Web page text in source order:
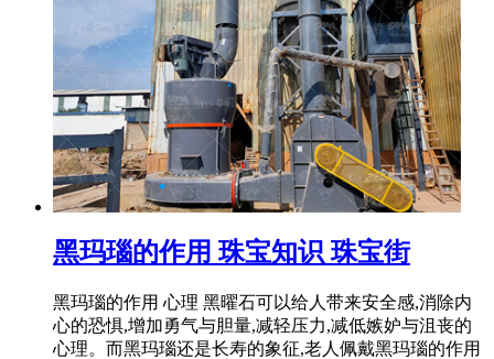
黑玛瑙的作用 珠宝知识 珠宝街
黑玛瑙的作用 心理 黑曜石可以给人带来安全感,消除内
心的恐惧,增加勇气与胆量,减轻压力,减低嫉妒与沮丧的
心理。而黑玛瑙还是长寿的象征,老人佩戴黑玛瑙的作用